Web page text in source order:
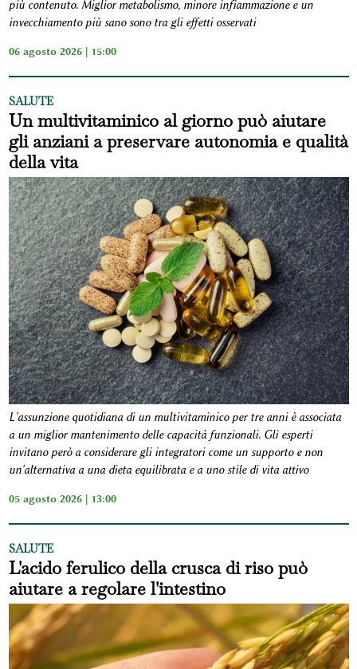
più contenuto. Miglior metabolismo, minore infiammazione e un
invecchiamento più sano sono tra gli effetti osservati
06 agosto 2026 | 15:00
SALUTE
Un multivitaminico al giorno può aiutare
gli anziani a preservare autonomia e qualità
della vita
L'assunzione quotidiana di un multivitaminico per tre anni è associata
a un miglior mantenimento delle capacità funzionali. Gli esperti
invitano però a considerare gli integratori come un supporto e non
un'alternativa a una dieta equilibrata e a uno stile di vita attivo
05 agosto 2026 | 13:00
SALUTE
L'acido ferulico della crusca di riso può
aiutare a regolare l'intestino